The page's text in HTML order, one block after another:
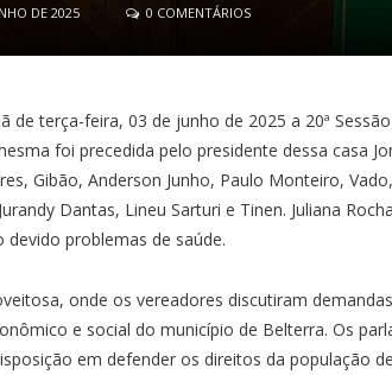
DE 2025 0 COMENTÁRIOS
de terça-feira, 03 de junho de 2025 a 20ª
foi precedida pelo presidente dessa casa
Gibão, Anderson Junho, Paulo Monteiro,
Dantas, Lineu Sarturi e Tinen. Juliana
problemas de saúde.
onde os vereadores discutiram
e social do município de Belterra. Os
em defender os direitos da população